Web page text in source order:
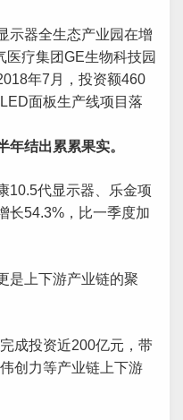
示器全生态产业园在增
疗集团GE生物科技园
年7月，投资额460
面板生产线项目落
年结出累累果实。
10.5代显示器、乐金项
长54.3%，比一季度加
是上下游产业链的聚
成投资近200亿元，带
创力等产业链上下游